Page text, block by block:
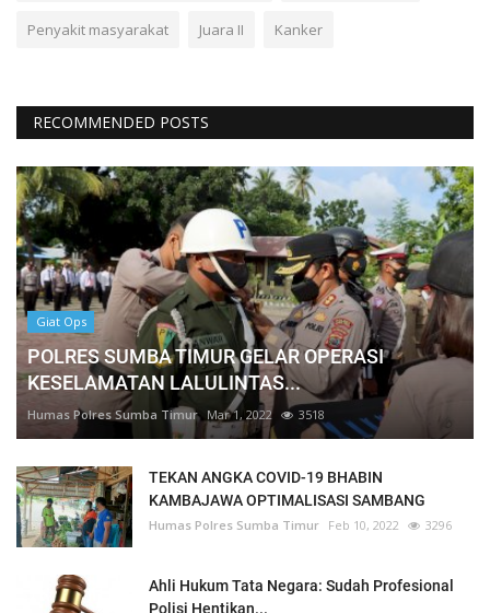
Penyakit masyarakat Juara II Kanker
RECOMMENDED POSTS
Giat Ops
POLRES SUMBA TIMUR GELAR OPERASI
KESELAMATAN LALULINTAS...
Humas Polres Sumba Timur Mar 1, 2022 3518
TEKAN ANGKA COVID-19 BHABIN
KAMBAJAWA OPTIMALISASI SAMBANG
Humas Polres Sumba Timur Feb 10, 2022 3296
Ahli Hukum Tata Negara: Sudah Profesional
Polisi Hentikan...